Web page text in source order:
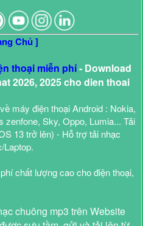
Chủ ]
thoại miễn phí- Download
2026, 2025 cho dien thoai
máy điện thoại Android : Nokia,
zenfone, Sky, Oppo, Lumia... Tải
13 trở lên) - Hỗ trợ tải nhạc
Laptop.
chất lượng cao cho điện thoại,
chuông mp3 trên Website